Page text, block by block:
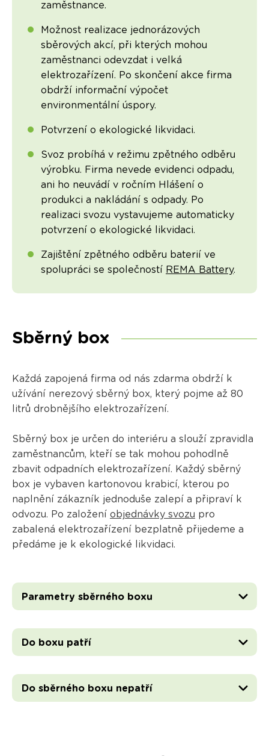
zaměstnance.
Možnost realizace jednorázových
sběrových akcí, při kterých mohou
zaměstnanci odevzdat i velká
elektrozařízení. Po skončení akce firma
obdrží informační výpočet
environmentální úspory.
Potvrzení o ekologické likvidaci.
Svoz probíhá v režimu zpětného odběru
výrobku. Firma nevede evidenci odpadu,
ani ho neuvádí v ročním Hlášení o
produkci a nakládání s odpady. Po
realizaci svozu vystavujeme automaticky
potvrzení o ekologické likvidaci.
Zajištění zpětného odběru baterií ve
spolupráci se společností REMA Battery.
Sběrný box
Každá zapojená firma od nás zdarma obdrží k
užívání nerezový sběrný box, který pojme až 80
litrů drobnějšího elektrozařízení.
Sběrný box je určen do interiéru a slouží zpravidla
zaměstnancům, kteří se tak mohou pohodlně
zbavit odpadních elektrozařízení. Každý sběrný
box je vybaven kartonovou krabicí, kterou po
naplnění zákazník jednoduše zalepí a připraví k
odvozu. Po založení objednávky svozu pro
zabalená elektrozařízení bezplatně přijedeme a
předáme je k ekologické likvidaci.
Parametry sběrného boxu
Do boxu patří
Do sběrného boxu nepatří